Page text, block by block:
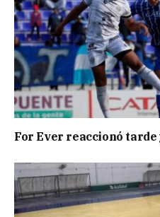
For Ever reaccionó tarde